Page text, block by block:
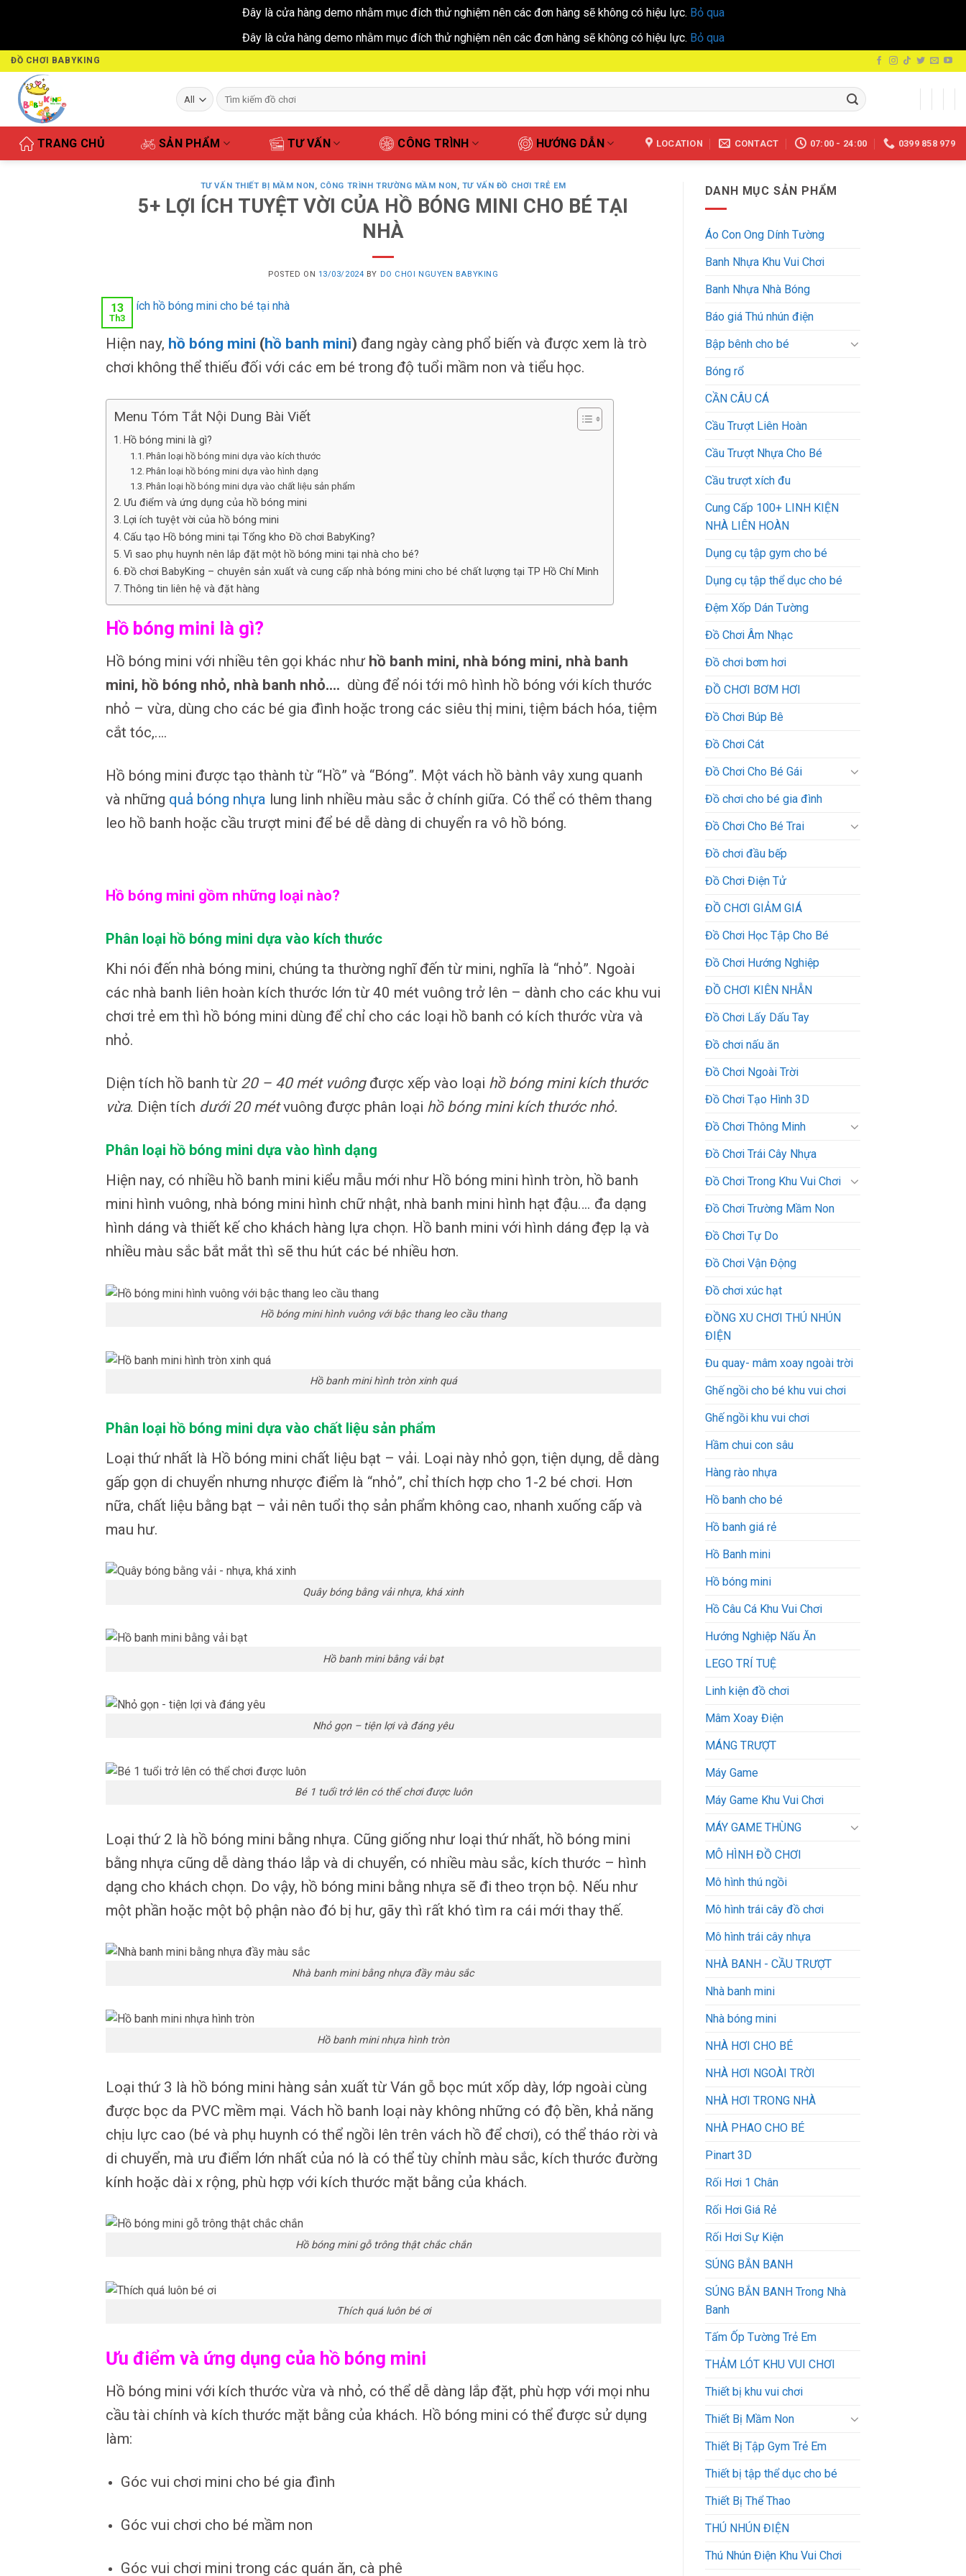
Đây là cửa hàng demo nhằm mục đích thử nghiệm nên các đơn hàng sẽ không có hiệu lực. Bỏ qua
Đây là cửa hàng demo nhằm mục đích thử nghiệm nên các đơn hàng sẽ không có hiệu lực. Bỏ qua
Skip
to
content
ĐỒ CHƠI BABYKING
Tìm
kiếm:
TRANG CHỦ SẢN PHẨM TƯ VẤN CÔNG TRÌNH HƯỚNG DẪN LOCATION CONTACT 07:00 - 24:00 0399 858 979
TƯ VẤN THIẾT BỊ MẦM NON, CÔNG TRÌNH TRƯỜNG MẦM NON, TƯ VẤN ĐỒ CHƠI TRẺ EM
5+ LỢI ÍCH TUYỆT VỜI CỦA HỒ BÓNG MINI CHO BÉ TẠI
NHÀ
POSTED ON 13/03/2024 BY DO CHOI NGUYEN BABYKING
13
Th3
Hiện nay, hồ bóng mini (hồ banh mini) đang ngày càng phổ biến và được xem là trò
chơi không thể thiếu đối với các em bé trong độ tuổi mầm non và tiểu học.
Menu Tóm Tắt Nội Dung Bài Viết
Hồ bóng mini là gì?
Phân loại hồ bóng mini dựa vào kích thước
Phân loại hồ bóng mini dựa vào hình dạng
Phân loại hồ bóng mini dựa vào chất liệu sản phẩm
Ưu điểm và ứng dụng của hồ bóng mini
Lợi ích tuyệt vời của hồ bóng mini
Cấu tạo Hồ bóng mini tại Tổng kho Đồ chơi BabyKing?
Vì sao phụ huynh nên lắp đặt một hồ bóng mini tại nhà cho bé?
Đồ chơi BabyKing – chuyên sản xuất và cung cấp nhà bóng mini cho bé chất lượng tại TP Hồ Chí Minh
Thông tin liên hệ và đặt hàng
Hồ bóng mini là gì?
Hồ bóng mini với nhiều tên gọi khác như hồ banh mini, nhà bóng mini, nhà banh
mini, hồ bóng nhỏ, nhà banh nhỏ…. dùng để nói tới mô hình hồ bóng với kích thước
nhỏ – vừa, dùng cho các bé gia đình hoặc trong các siêu thị mini, tiệm bách hóa, tiệm
cắt tóc,….
Hồ bóng mini được tạo thành từ “Hồ” và “Bóng”. Một vách hồ bành vây xung quanh
và những quả bóng nhựa lung linh nhiều màu sắc ở chính giữa. Có thể có thêm thang
leo hồ banh hoặc cầu trượt mini để bé dễ dàng di chuyển ra vô hồ bóng.
Hồ bóng mini gồm những loại nào?
Phân loại hồ bóng mini dựa vào kích thước
Khi nói đến nhà bóng mini, chúng ta thường nghĩ đến từ mini, nghĩa là “nhỏ”. Ngoài
các nhà banh liên hoàn kích thước lớn từ 40 mét vuông trở lên – dành cho các khu vui
chơi trẻ em thì hồ bóng mini dùng để chỉ cho các loại hồ banh có kích thước vừa và
nhỏ.
Diện tích hồ banh từ 20 – 40 mét vuôngđược xếp vào loại hồ bóng mini kích thước
vừa. Diện tích dưới 20 métvuông được phân loại hồ bóng mini kích thước nhỏ.
Phân loại hồ bóng mini dựa vào hình dạng
Hiện nay, có nhiều hồ banh mini kiểu mẫu mới như Hồ bóng mini hình tròn, hồ banh
mini hình vuông, nhà bóng mini hình chữ nhật, nhà banh mini hình hạt đậu…. đa dạng
hình dáng và thiết kế cho khách hàng lựa chọn. Hồ banh mini với hình dáng đẹp lạ và
nhiều màu sắc bắt mắt thì sẽ thu hút các bé nhiều hơn.
Hồ bóng mini hình vuông với bậc thang leo cầu thang
Hồ banh mini hình tròn xinh quá
Phân loại hồ bóng mini dựa vào chất liệu sản phẩm
Loại thứ nhất là Hồ bóng mini chất liệu bạt – vải. Loại này nhỏ gọn, tiện dụng, dễ dàng
gấp gọn di chuyển nhưng nhược điểm là “nhỏ”, chỉ thích hợp cho 1-2 bé chơi. Hơn
nữa, chất liệu bằng bạt – vải nên tuổi thọ sản phẩm không cao, nhanh xuống cấp và
mau hư.
Quây bóng bằng vải nhựa, khá xinh
Hồ banh mini bằng vải bạt
Nhỏ gọn – tiện lợi và đáng yêu
Bé 1 tuổi trở lên có thể chơi được luôn
Loại thứ 2 là hồ bóng mini bằng nhựa. Cũng giống như loại thứ nhất, hồ bóng mini
bằng nhựa cũng dễ dàng tháo lắp và di chuyển, có nhiều màu sắc, kích thước – hình
dạng cho khách chọn. Do vậy, hồ bóng mini bằng nhựa sẽ đi theo trọn bộ. Nếu như
một phần hoặc một bộ phận nào đó bị hư, gãy thì rất khó tìm ra cái mới thay thế.
Nhà banh mini bằng nhựa đầy màu sắc
Hồ banh mini nhựa hình tròn
Loại thứ 3 là hồ bóng mini hàng sản xuất từ Ván gỗ bọc mút xốp dày, lớp ngoài cùng
được bọc da PVC mềm mại. Vách hồ banh loại này không những có độ bền, khả năng
chịu lực cao (bé và phụ huynh có thể ngồi lên trên vách hồ để chơi), có thể tháo rời và
di chuyển, mà ưu điểm lớn nhất của nó là có thể tùy chỉnh màu sắc, kích thước đường
kính hoặc dài x rộng, phù hợp với kích thước mặt bằng của khách.
Hồ bóng mini gỗ trông thật chắc chắn
Thích quá luôn bé ơi
Ưu điểm và ứng dụng của hồ bóng mini
Hồ bóng mini với kích thước vừa và nhỏ, có thể dễ dàng lắp đặt, phù hợp với mọi nhu
cầu tài chính và kích thước mặt bằng của khách. Hồ bóng mini có thể được sử dụng
làm:
Góc vui chơi mini cho bé gia đình
Góc vui chơi cho bé mầm non
Góc vui chơi mini trong các quán ăn, cà phê
DANH MỤC SẢN PHẨM
Áo Con Ong Dính Tường
Banh Nhựa Khu Vui Chơi
Banh Nhựa Nhà Bóng
Báo giá Thú nhún điện
Bập bênh cho bé
Bóng rổ
CẦN CÂU CÁ
Cầu Trượt Liên Hoàn
Cầu Trượt Nhựa Cho Bé
Cầu trượt xích đu
Cung Cấp 100+ LINH KIỆN
NHÀ LIÊN HOÀN
Dụng cụ tập gym cho bé
Dụng cụ tập thể dục cho bé
Đệm Xốp Dán Tường
Đồ Chơi Âm Nhạc
Đồ chơi bơm hơi
ĐỒ CHƠI BƠM HƠI
Đồ Chơi Búp Bê
Đồ Chơi Cát
Đồ Chơi Cho Bé Gái
Đồ chơi cho bé gia đình
Đồ Chơi Cho Bé Trai
Đồ chơi đầu bếp
Đồ Chơi Điện Tử
ĐỒ CHƠI GIẢM GIÁ
Đồ Chơi Học Tập Cho Bé
Đồ Chơi Hướng Nghiệp
ĐỒ CHƠI KIÊN NHẪN
Đồ Chơi Lấy Dấu Tay
Đồ chơi nấu ăn
Đồ Chơi Ngoài Trời
Đồ Chơi Tạo Hình 3D
Đồ Chơi Thông Minh
Đồ Chơi Trái Cây Nhựa
Đồ Chơi Trong Khu Vui Chơi
Đồ Chơi Trường Mầm Non
Đồ Chơi Tự Do
Đồ Chơi Vận Động
Đồ chơi xúc hạt
ĐỒNG XU CHƠI THÚ NHÚN
ĐIỆN
Đu quay- mâm xoay ngoài trời
Ghế ngồi cho bé khu vui chơi
Ghế ngồi khu vui chơi
Hầm chui con sâu
Hàng rào nhựa
Hồ banh cho bé
Hồ banh giá rẻ
Hồ Banh mini
Hồ bóng mini
Hồ Câu Cá Khu Vui Chơi
Hướng Nghiệp Nấu Ăn
LEGO TRÍ TUỆ
Linh kiện đồ chơi
Mâm Xoay Điện
MÁNG TRƯỢT
Máy Game
Máy Game Khu Vui Chơi
MÁY GAME THÙNG
MÔ HÌNH ĐỒ CHƠI
Mô hình thú ngồi
Mô hình trái cây đồ chơi
Mô hình trái cây nhựa
NHÀ BANH - CẦU TRƯỢT
Nhà banh mini
Nhà bóng mini
NHÀ HƠI CHO BÉ
NHÀ HƠI NGOÀI TRỜI
NHÀ HƠI TRONG NHÀ
NHÀ PHAO CHO BÉ
Pinart 3D
Rối Hơi 1 Chân
Rối Hơi Giá Rẻ
Rối Hơi Sự Kiện
SÚNG BẮN BANH
SÚNG BẮN BANH Trong Nhà
Banh
Tấm Ốp Tường Trẻ Em
THẢM LÓT KHU VUI CHƠI
Thiết bị khu vui chơi
Thiết Bị Mầm Non
Thiết Bị Tập Gym Trẻ Em
Thiết bị tập thể dục cho bé
Thiết Bị Thể Thao
THÚ NHÚN ĐIỆN
Thú Nhún Điện Khu Vui Chơi